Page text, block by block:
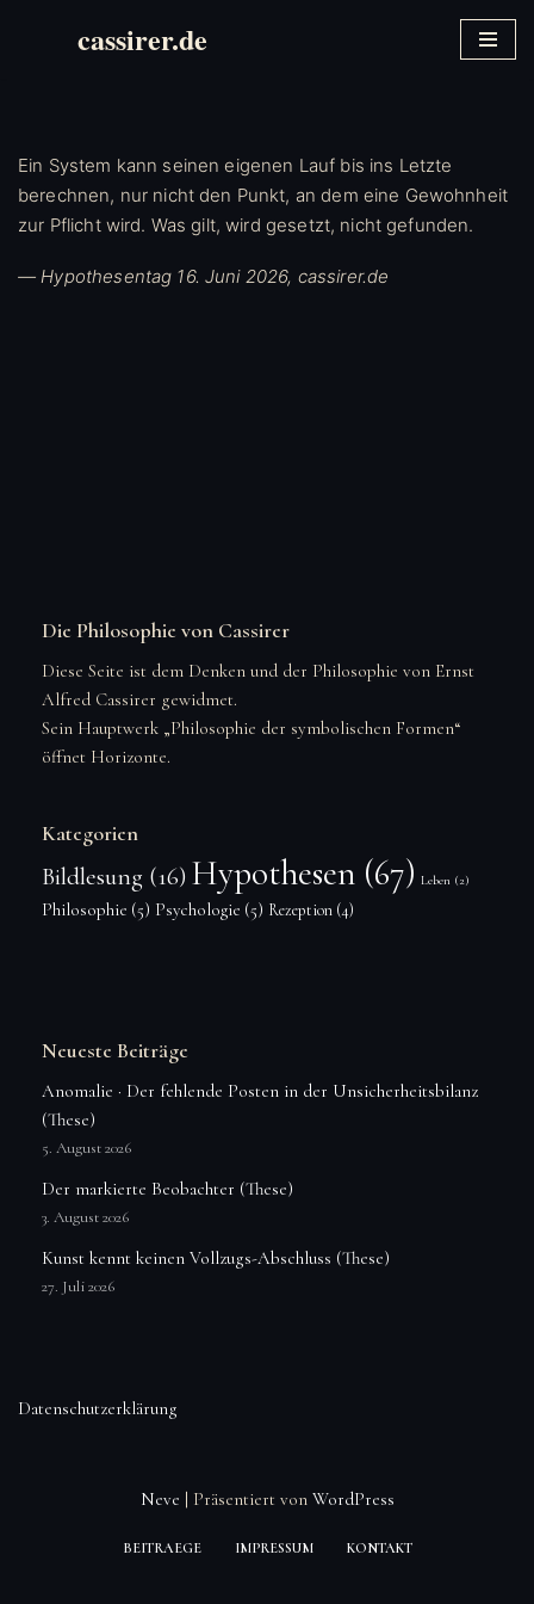
cassirer.de
Ein System kann seinen eigenen Lauf bis ins Letzte
berechnen, nur nicht den Punkt, an dem eine Gewohnheit
zur Pflicht wird. Was gilt, wird gesetzt, nicht gefunden.
— Hypothesentag 16. Juni 2026, cassirer.de
Die Philosophie von Cassirer
Diese Seite ist dem Denken und der Philosophie von Ernst
Alfred Cassirer gewidmet.
Sein Hauptwerk „Philosophie der symbolischen Formen“
öffnet Horizonte.
Kategorien
Bildlesung (16) Hypothesen (67) Leben (2)
Philosophie (5) Psychologie (5) Rezeption (4)
Neueste Beiträge
Anomalie · Der fehlende Posten in der Unsicherheitsbilanz
(These)
5. August 2026
Der markierte Beobachter (These)
3. August 2026
Kunst kennt keinen Vollzugs-Abschluss (These)
27. Juli 2026
Datenschutzerklärung
Neve | Präsentiert von WordPress
BEITRAEGE IMPRESSUM KONTAKT